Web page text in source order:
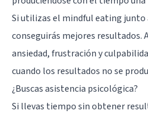
Si utilizas el mindful eating junto
conseguirás mejores resultados.
ansiedad, frustración y
cuando los resultados no se
¿Buscas asistencia psicológica?
Si llevas tiempo sin obtener